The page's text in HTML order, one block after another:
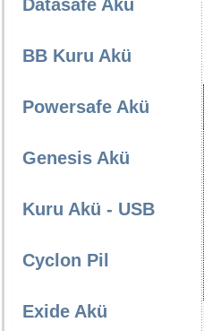
Datasafe Akü
BB Kuru Akü
Powersafe Akü
Genesis Akü
Kuru Akü - USB
Cyclon Pil
Exide Akü